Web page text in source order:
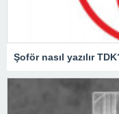
Şoför nasıl yazılır